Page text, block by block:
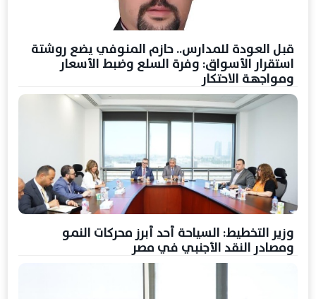
قبل العودة للمدارس.. حازم المنوفي يضع روشتة
استقرار الأسواق: وفرة السلع وضبط الأسعار
ومواجهة الاحتكار
وزير التخطيط: السياحة أحد أبرز محركات النمو
ومصادر النقد الأجنبي في مصر